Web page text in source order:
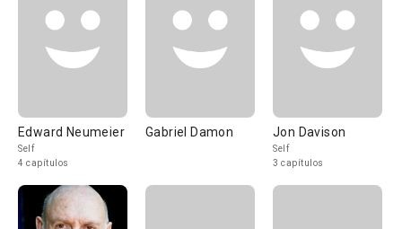
Edward Neumeier
Self
4 capítulos
Gabriel Damon Jon Davison
Self
3 capítulos